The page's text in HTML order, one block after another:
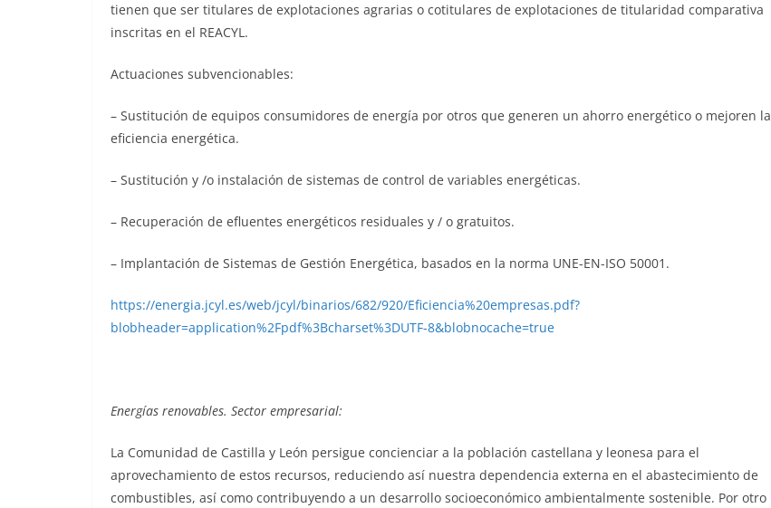
tienen que ser titulares de explotaciones agrarias o cotitulares de explotaciones de titularidad comparativa
inscritas en el REACYL.
Actuaciones subvencionables:
– Sustitución de equipos consumidores de energía por otros que generen un ahorro energético o mejoren la
eficiencia energética.
– Sustitución y /o instalación de sistemas de control de variables energéticas.
– Recuperación de efluentes energéticos residuales y / o gratuitos.
– Implantación de Sistemas de Gestión Energética, basados en la norma UNE-EN-ISO 50001.
https://energia.jcyl.es/web/jcyl/binarios/682/920/Eficiencia%20empresas.pdf?
blobheader=application%2Fpdf%3Bcharset%3DUTF-8&blobnocache=true
Energías renovables. Sector empresarial:
La Comunidad de Castilla y León persigue concienciar a la población castellana y leonesa para el
aprovechamiento de estos recursos, reduciendo así nuestra dependencia externa en el abastecimiento de
combustibles, así como contribuyendo a un desarrollo socioeconómico ambientalmente sostenible. Por otro